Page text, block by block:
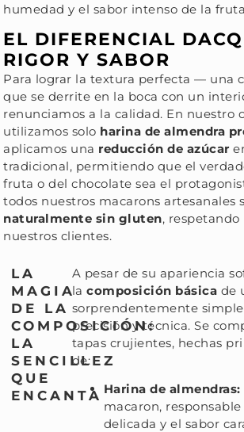
humedad y el sabor intenso de la
EL DIFERENCIAL
RIGOR Y SABOR
Para lograr la textura perfecta — una
que se derrite en la boca con un
renunciamos a la calidad. En nuestro
utilizamos solo harina de almendra
aplicamos una reducción de azúcar
tradicional, permitiendo que el
fruta o del chocolate sea el
todos nuestros macarons artesanales
naturalmente sin gluten,
nuestros clientes.
LA
MAGIA
DE LA
COMPOSICIÓN:
LA
SENCILLEZ
QUE
ENCANTA
A pesar de su apariencia
lacomposición básica de
sorprendentemente
precisión y técnica. Se
tapas crujientes, hechas
de:
Harina de almendras:
macaron,
delicada y el sabor